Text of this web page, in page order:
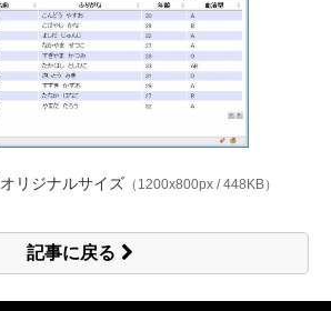
オリジナルサイズ （1200x800px / 448KB）
記事に戻る